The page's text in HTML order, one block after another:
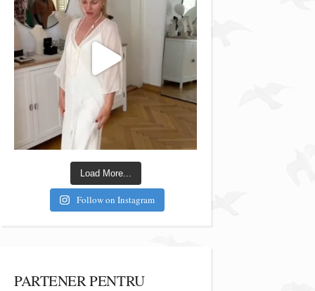
Load More...
Follow on Instagram
PARTENER PENTRU